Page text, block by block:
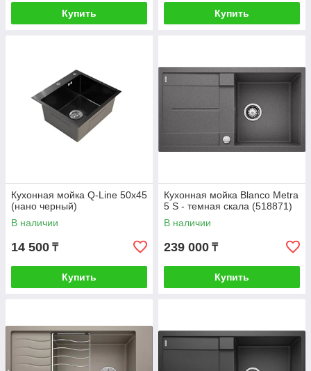
Купить Купить
Кухонная мойка Q-Line 50х45
(нано черный)
В наличии
14 500 ₸
Купить
Кухонная мойка Blanco Metra
5 S - темная скала (518871)
В наличии
239 000 ₸
Купить